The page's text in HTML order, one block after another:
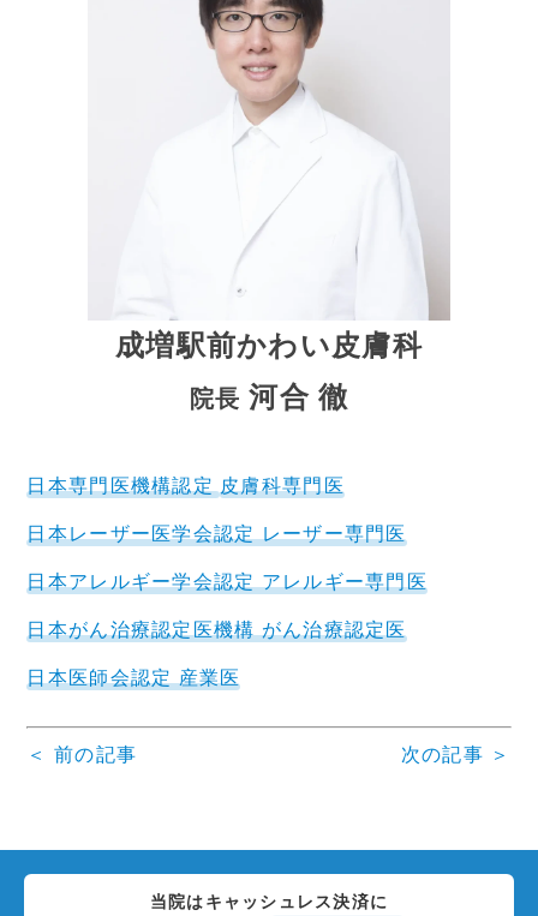
成増駅前かわい皮膚科
院長 河合 徹
日本専門医機構認定 皮膚科専門医
日本レーザー医学会認定 レーザー専門医
日本アレルギー学会認定 アレルギー専門医
日本がん治療認定医機構 がん治療認定医
日本医師会認定 産業医
ナ
＜ 前の記事 次の記事 ＞
当院はキャッシュレス決済に